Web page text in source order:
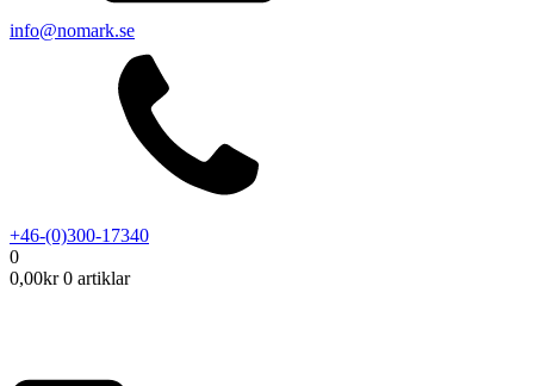
info@nomark.se
+46-(0)300-17340
0
0,00kr 0 artiklar